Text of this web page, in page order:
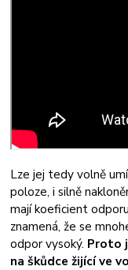
Lze jej tedy volně
poloze, i silně
mají koeficient
znamená, že se
odpor vysoký. Proto
na škůdce žijící ve